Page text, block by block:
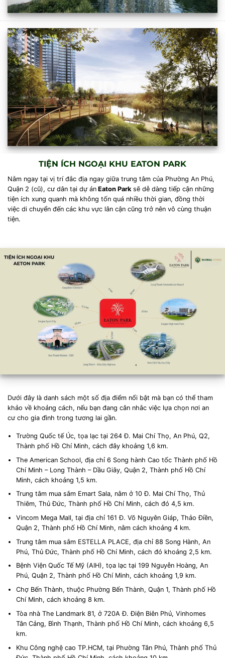
TIỆN ÍCH NGOẠI KHU EATON PARK
Nằm ngay tại vị trí đắc địa ngay giữa trung tâm của Phường An Phú,
Quận 2 (cũ), cư dân tại dự án Eaton Parksẽ dễ dàng tiếp cận những
tiện ích xung quanh mà không tốn quá nhiều thời gian, đồng thời
việc di chuyển đến các khu vực lân cận cũng trở nên vô cùng thuận
tiện.
Dưới đây là danh sách một số địa điểm nổi bật mà bạn có thể tham
khảo về khoảng cách, nếu bạn đang cân nhắc việc lựa chọn nơi an
cư cho gia đình trong tương lai gần.
Trường Quốc tế Úc, tọa lạc tại 264 Đ. Mai Chí Thọ, An Phú, Q2,
Thành phố Hồ Chí Minh, cách đây khoảng 1,6 km.
The American School, địa chỉ 6 Song hành Cao tốc Thành phố Hồ
Chí Minh – Long Thành – Dầu Giây, Quận 2, Thành phố Hồ Chí
Minh, cách khoảng 1,5 km.
Trung tâm mua sắm Emart Sala, nằm ở 10 Đ. Mai Chí Thọ, Thủ
Thiêm, Thủ Đức, Thành phố Hồ Chí Minh, cách đó 4,5 km.
Vincom Mega Mall, tại địa chỉ 161 Đ. Võ Nguyên Giáp, Thảo Điền,
Quận 2, Thành phố Hồ Chí Minh, nằm cách khoảng 4 km.
Trung tâm mua sắm ESTELLA PLACE, địa chỉ 88 Song Hành, An
Phú, Thủ Đức, Thành phố Hồ Chí Minh, cách đó khoảng 2,5 km.
Bệnh Viện Quốc Tế Mỹ (AIH), tọa lạc tại 199 Nguyễn Hoàng, An
Phú, Quận 2, Thành phố Hồ Chí Minh, cách khoảng 1,9 km.
Chợ Bến Thành, thuộc Phường Bến Thành, Quận 1, Thành phố Hồ
Chí Minh, cách khoảng 8 km.
Tòa nhà The Landmark 81, ở 720A Đ. Điện Biên Phủ, Vinhomes
Tân Cảng, Bình Thạnh, Thành phố Hồ Chí Minh, cách khoảng 6,5
km.
Khu Công nghệ cao TP.HCM, tại Phường Tân Phú, Thành phố Thủ